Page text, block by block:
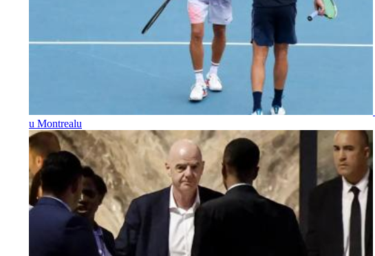
u Montrealu